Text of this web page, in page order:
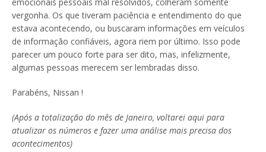
vergonha. Os que tiveram paciência e entendimento do que
estava acontecendo, ou buscaram informações em veículos
de informação confiáveis, agora riem por último. Isso pode
parecer um pouco forte para ser dito, mas, infelizmente,
algumas pessoas merecem ser lembradas disso.
Parabéns, Nissan !
(Após a totalização do mês de Janeiro, voltarei aqui para
atualizar os números e fazer uma análise mais precisa dos
acontecimentos)